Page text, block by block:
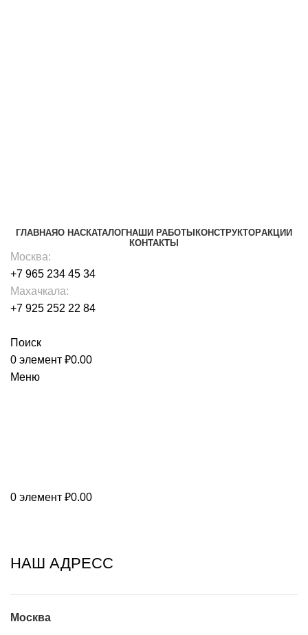
ГЛАВНАЯО НАСКАТАЛОГНАШИ РАБОТЫ КОНСТРУКТОРАКЦИИ
КОНТАКТЫ
Москва:
+7 965 234 45 34
Махачкала:
+7 925 252 22 84
Поиск
0 элемент ₽0.00
Меню
0 элемент ₽0.00
НАШ АДРЕСС
Москва